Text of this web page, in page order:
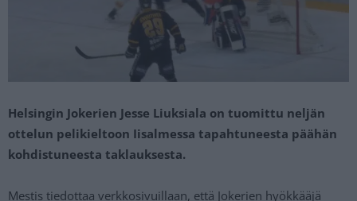
Helsingin Jokerien Jesse Liuksiala on tuomittu neljän
ottelun pelikieltoon Iisalmessa tapahtuneesta päähän
kohdistuneesta taklauksesta.
Mestis tiedottaa verkkosivuillaan, että Jokerien hyökkääjä